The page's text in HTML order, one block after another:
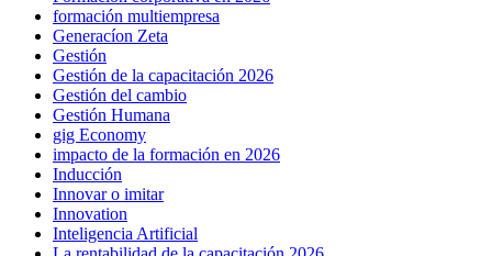
formación multiempresa
Generacíon Zeta
Gestión
Gestión de la capacitación 2026
Gestión del cambio
Gestión Humana
gig Economy
impacto de la formación en 2026
Inducción
Innovar o imitar
Innovation
Inteligencia Artificial